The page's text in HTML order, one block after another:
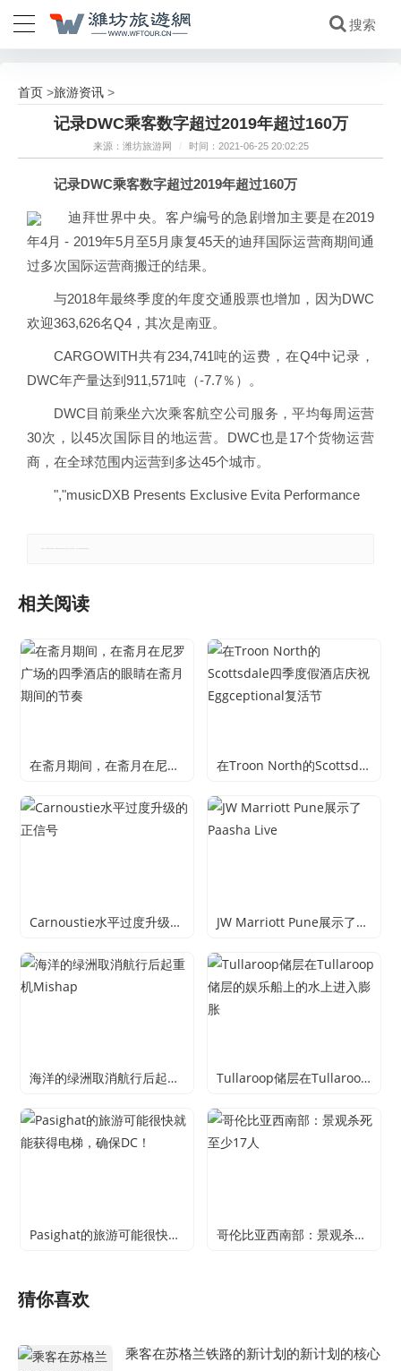
首页 >旅游资讯 >
记录DWC乘客数字超过2019年超过160万
来源：潍坊旅游网 / 时间：2021-06-25 20:02:25
记录DWC乘客数字超过2019年超过160万
迪拜世界中央。客户编号的急剧增加主要是在2019
年4月 - 2019年5月至5月康复45天的迪拜国际运营商期间通
过多次国际运营商搬迁的结果。
与2018年最终季度的年度交通股票也增加，因为DWC
欢迎363,626名Q4，其次是南亚。
CARGOWITH共有234,741吨的运费，在Q4中记录，
DWC年产量达到911,571吨（-7.7％）。
DWC目前乘坐六次乘客航空公司服务，平均每周运营
30次，以45次国际目的地运营。DWC也是17个货物运营
商，在全球范围内运营到多达45个城市。
","musicDXB Presents Exclusive Evita Performance
相关阅读
在斋月期间，在斋月在尼罗广场的四季酒店的眼睛在斋月期间的节奏 在Troon North的Scottsdale四季度假酒店庆祝Eggceptional复活节
Carnoustie水平过度升级的正信号 JW Marriott Pune展示了Paasha Live
海洋的绿洲取消航行后起重机Mishap Tullaroop储层在Tullaroop储层的娱乐船上的水上进入膨胀
Pasighat的旅游可能很快就能获得电梯，确保DC！ 哥伦比亚西南部：景观杀死至少17人
猜你喜欢
乘客在苏格兰铁路的新计划的新计划的核心